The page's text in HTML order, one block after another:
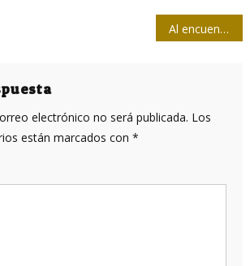
Al encuentro con el joven Martí
electrónico no será publicada. Los
están marcados con *